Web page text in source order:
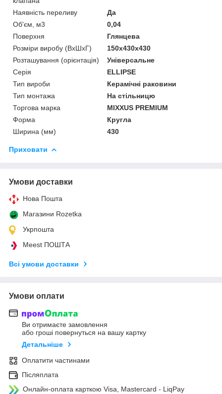
Наявність переливу
Да
Об'єм, м3
0,04
Поверхня
Глянцева
Розміри виробу (ВхШхГ)
150x430x430
Розташування (орієнтація)
Універсальне
Серія
ELLIPSE
Тип вироби
Керамічні раковини
Тип монтажа
На стільницю
Торгова марка
MIXXUS PREMIUM
Форма
Кругла
Ширина (мм)
430
Приховати
Умови доставки
Нова Пошта
Магазини Rozetka
Укрпошта
Meest ПОШТА
Всі умови доставки
Умови оплати
Ви отримаєте замовлення
або гроші повернуться на вашу картку
Детальніше
Оплатити частинами
Післяплата
Онлайн-оплата карткою Visa, Mastercard - LiqPay